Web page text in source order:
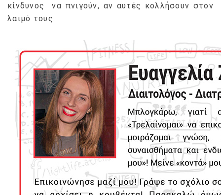
κίνδυνος να πνιγούν, αν αυτές κολλήσουν στον
λαιμό τους.